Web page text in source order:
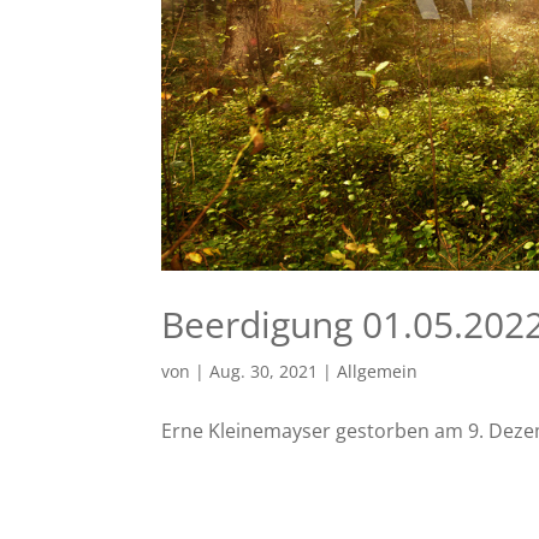
Beerdigung
von |Aug. 30, 2021 |Allgemein
Erne Kleinemayser gestorben am 9.